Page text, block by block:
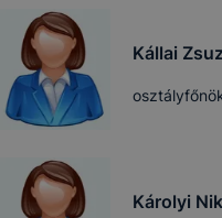
Kállai
Károlyi